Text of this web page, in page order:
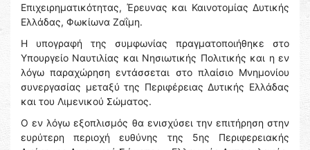
Επιχειρηματικότητας, Έρευνας και Καινοτομίας Δυτικής
Ελλάδας, Φωκίωνα Ζαΐμη.
H υπογραφή της συμφωνίας πραγματοποιήθηκε στο
Υπουργείο Ναυτιλίας και Νησιωτικής Πολιτικής και η εν
λόγω παραχώρηση εντάσσεται στο πλαίσιο Μνημονίου
συνεργασίας μεταξύ της Περιφέρειας Δυτικής Ελλάδας
και του Λιμενικού Σώματος.
Ο εν λόγω εξοπλισμός θα ενισχύσει την επιτήρηση στην
ευρύτερη περιοχή ευθύνης της 5ης Περιφερειακής